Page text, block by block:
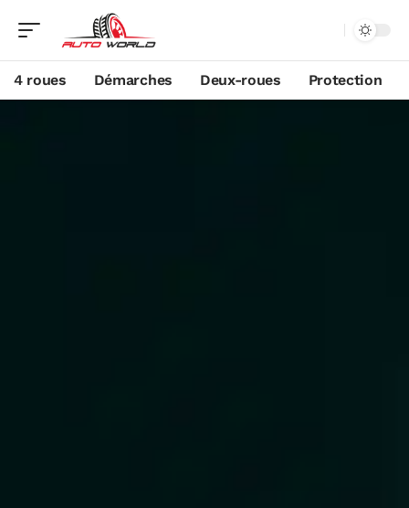
4 roues Démarches Deux-roues Protection